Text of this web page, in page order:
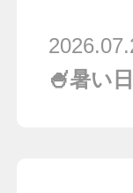
🍧暑い